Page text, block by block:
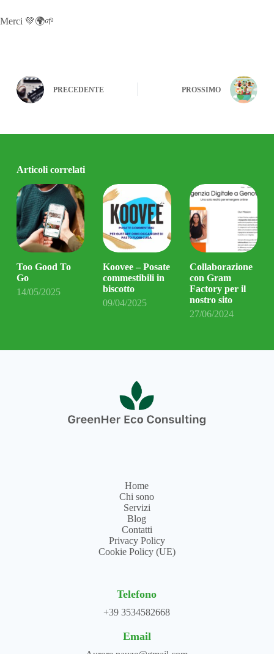
Merci 💚🌍🌱
PRECEDENTE PROSSIMO
Articoli correlati
Too Good To
Go
14/05/2025
Koovee – Posate
commestibili in
biscotto
09/04/2025
Collaborazione
con Gram
Factory per il
nostro sito
27/06/2024
Home
Chi sono
Servizi
Blog
Contatti
Privacy Policy
Cookie Policy (UE)
Telefono
+39 3534582668
Email